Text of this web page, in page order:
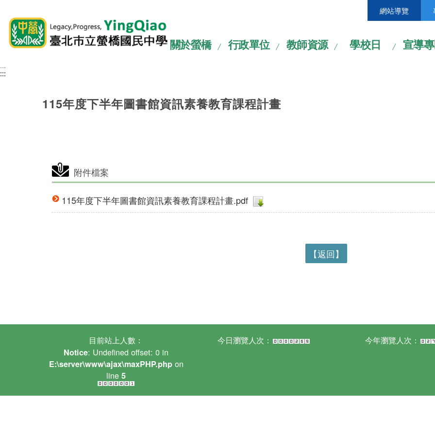
:::
網站導覽
關於螢橋 行政單位 教師資源 學校日 宣導
:::
:::
115年度下半年圖書館資訊素養教育課程計畫
附件檔案
115年度下半年圖書館資訊素養教育課程計畫.pdf
【返回】
目前站上人數：
Notice: Undefined offset: 0 in
E:\server\www\ajax\maxPHP.phpon
line5
今日瀏覽人次： 今年瀏覽人次：